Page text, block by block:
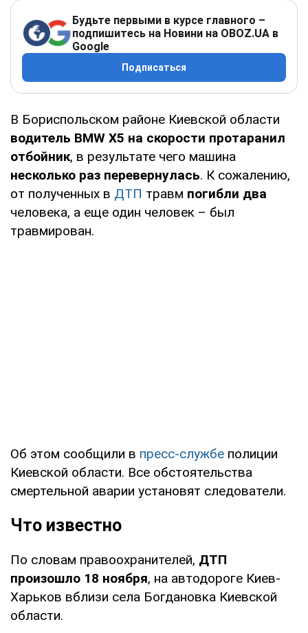
Будьте первыми в курсе главного –
подпишитесь на Новини на OBOZ.UA в
Google
Подписаться
В Бориспольском районе Киевской области
водитель BMW X5 на скорости протаранил
отбойник, в результате чего машина
несколько раз перевернулась. К сожалению,
от полученных в ДТП травм погибли два
человека, а еще один человек – был
травмирован.
Об этом сообщили в пресс-службе полиции
Киевской области. Все обстоятельства
смертельной аварии установят следователи.
Что известно
По словам правоохранителей, ДТП
произошло 18 ноября, на автодороге Киев-
Харьков вблизи села Богдановка Киевской
области.